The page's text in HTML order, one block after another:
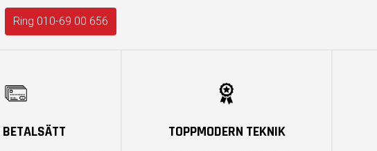
Ring 010-69 00 656
BETALSÄTT TOPPMODERN TEKNIK